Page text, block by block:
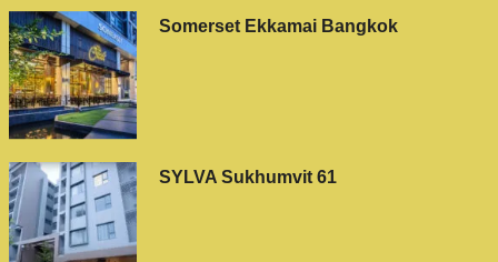
Somerset Ekkamai Bangkok
SYLVA Sukhumvit 61